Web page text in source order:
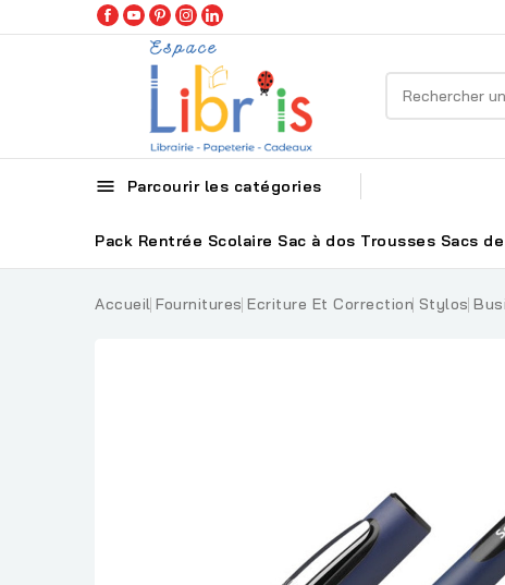
 Parcourir les catégories
Pack Rentrée Scolaire Sac à dos Trousses Sacs
Accueil Fournitures Ecriture Et Correction Stylos